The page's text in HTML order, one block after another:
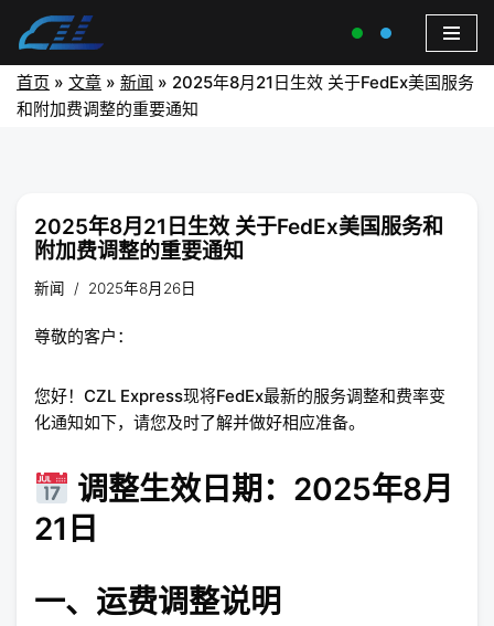
首页 » 文章 » 新闻 » 2025年8月21日生效 关于FedEx美国服务
和附加费调整的重要通知
2025年8月21日生效 关于FedEx美国服务和
附加费调整的重要通知
新闻 2025年8月26日
尊敬的客户：
您好！CZL Express现将FedEx最新的服务调整和费率变
化通知如下，请您及时了解并做好相应准备。
调整生效日期：2025年8月
21日
一、运费调整说明